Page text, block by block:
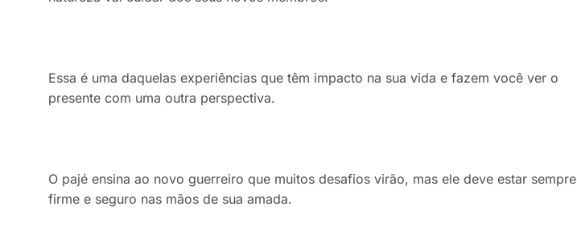
Essa é uma daquelas experiências que têm impacto na sua vida e fazem você ver o
presente com uma outra perspectiva.
O pajé ensina ao novo guerreiro que muitos desafios virão, mas ele deve estar sempre
firme e seguro nas mãos de sua amada.